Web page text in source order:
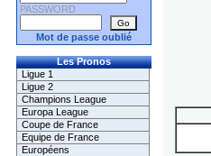
PASSWORD
Mot de passe oublié
Les Pronos
Ligue 1
Ligue 2
Champions League
Europa League
Coupe de France
Equipe de France
Européens